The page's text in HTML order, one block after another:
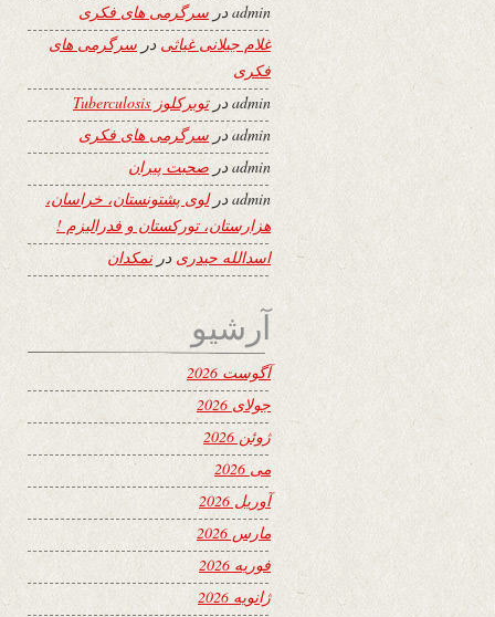
admin در سرگرمی های فکری
غلام جیلانی غیاثی در سرگرمی های
فکری
adminدرتوبرکلوز Tuberculosis
adminدر سرگرمی های فکری
admin در صحبت پیران
adminدرلوی پشتونستان، خراسان،
هزارستان، تورکستان و فدرالیزم !
اسدالله حیدری درنمکدان
آرشیو
آگوست 2026
جولای 2026
ژوئن 2026
می 2026
آوریل 2026
مارس 2026
فوریه 2026
ژانویه 2026